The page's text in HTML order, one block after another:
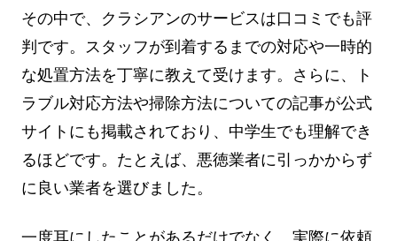
その中で、クラシアンのサービスは口コミでも評
判です。スタッフが到着するまでの対応や一時的
な処置方法を丁寧に教えて受けます。さらに、ト
ラブル対応方法や掃除方法についての記事が公式
サイトにも掲載されており、中学生でも理解でき
るほどです。たとえば、悪徳業者に引っかからず
に良い業者を選びました。
一度耳にしたことがあるだけでなく、実際に依頼